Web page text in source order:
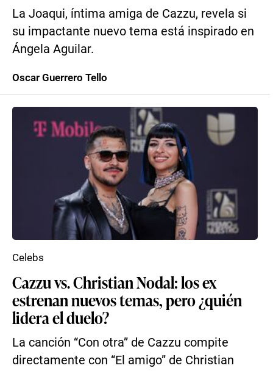
La Joaqui, íntima amiga de Cazzu, revela si
su impactante nuevo tema está inspirado en
Ángela Aguilar.
Oscar Guerrero Tello
Cazzu vs. Christian Nodal: los ex
estrenan nuevos temas, pero ¿quién
lidera el duelo?
La canción “Con otra” de Cazzu compite
directamente con “El amigo” de Christian
Celebs